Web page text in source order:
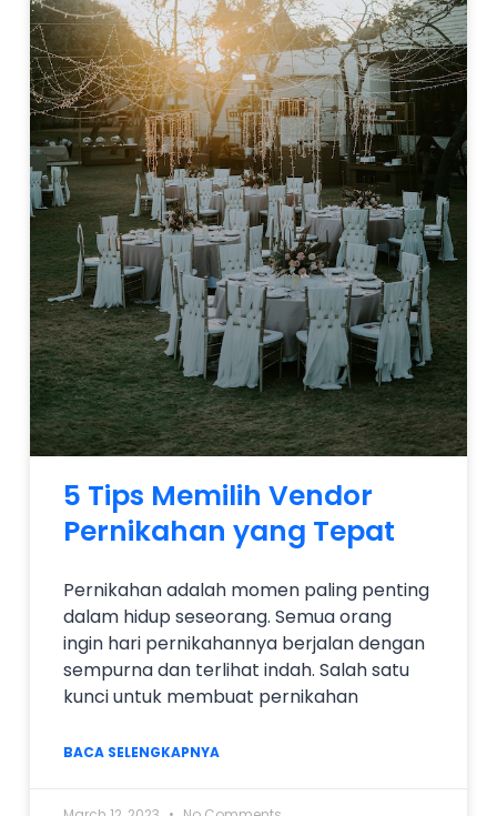
5 Tips Memilih Vendor
Pernikahan yang Tepat
Pernikahan adalah momen paling penting
dalam hidup seseorang. Semua orang
ingin hari pernikahannya berjalan dengan
sempurna dan terlihat indah. Salah satu
kunci untuk membuat pernikahan
BACA SELENGKAPNYA